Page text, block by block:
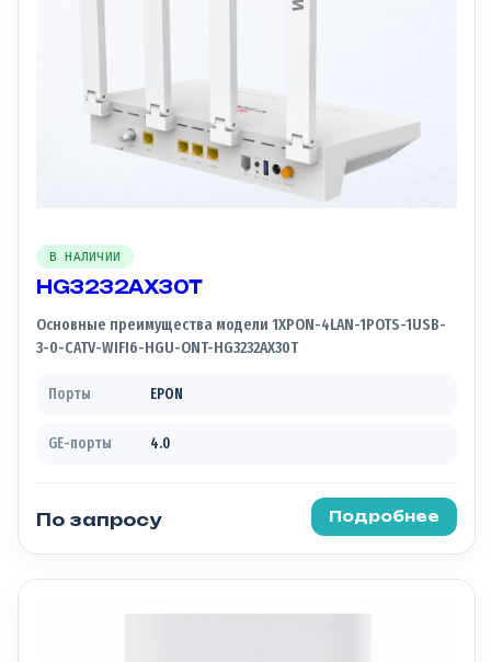
В НАЛИЧИИ
HG3232AX30T
Основные преимущества модели 1XPON-4LAN-1POTS-1USB-
3-0-CATV-WIFI6-HGU-ONT-HG3232AX30T
Порты EPON
GE-порты 4.0
По запросу Подробнее